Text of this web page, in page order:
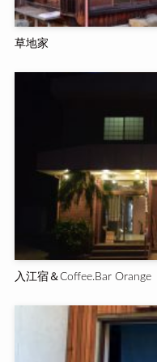
草地家
入江宿＆Coffee.Bar Orange